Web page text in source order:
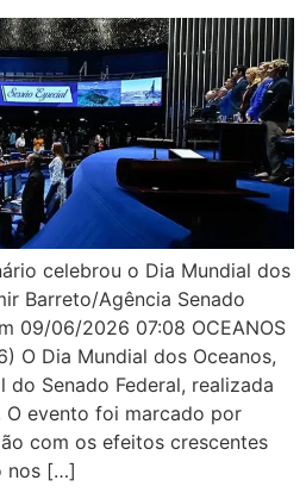
celebrou o Dia Mundial dos
Barreto/Agência Senado
09/06/2026 07:08 OCEANOS
O Dia Mundial dos Oceanos,
do Senado Federal, realizada
O evento foi marcado por
com os efeitos crescentes
nos […]